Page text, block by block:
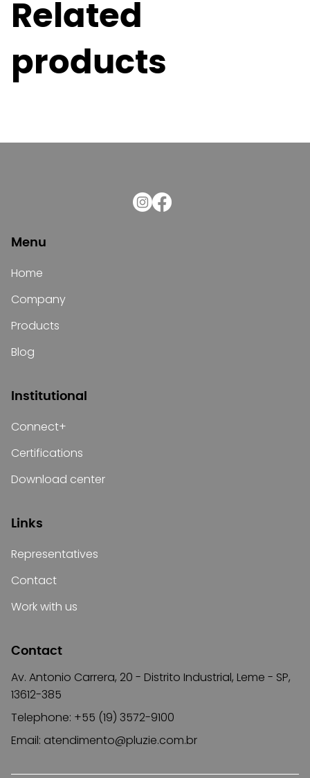
Related
products
Menu
Home
Company
Products
Blog
Institutional
Connect+
Certifications
Download center
Links
Representatives
Contact
Work with us
Contact
Av. Antonio Carrera, 20 - Distrito Industrial, Leme - SP,
13612-385
Telephone: +55 (19) 3572-9100
Email: atendimento@pluzie.com.br